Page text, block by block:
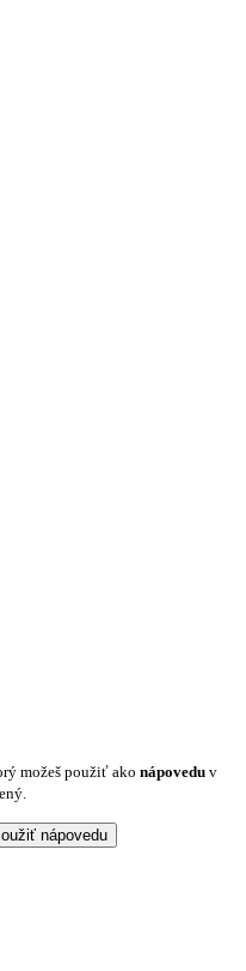
možeš použiť ako nápovedu v